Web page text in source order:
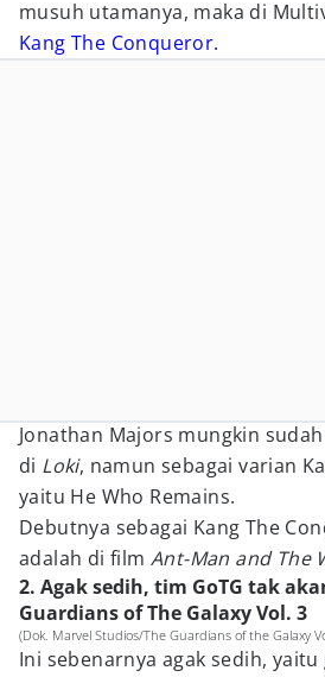
musuh utamanya, maka di
Kang The Conqueror.
Jonathan Majors mungkin
di Loki, namun sebagai varian
yaitu He Who Remains.
Debutnya sebagai Kang The
adalah di filmAnt-Man and The
2. Agak sedih, tim GoTG tak
Guardians of The Galaxy Vol. 3
(Dok. Marvel Studios/The Guardians of the Galaxy
Ini sebenarnya agak sedih, yaitu